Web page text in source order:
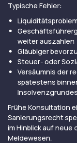
Typische Fehler:
weiter auszahlen
Gläubiger
Steuer- oder
Versäumnis der
spätestens
Frühe Konsultation
Sanierungsrecht
im Hinblick auf neue
Meldewesen.